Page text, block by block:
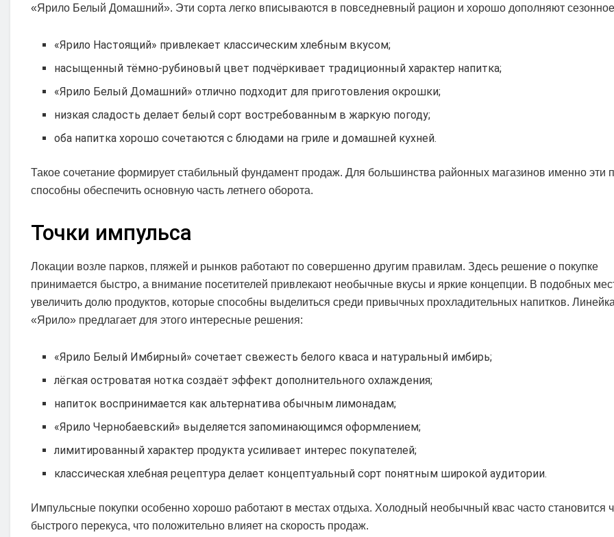
«Ярило Белый Домашний». Эти сорта легко вписываются в повседневный рацион и хорошо дополняют
«Ярило Настоящий» привлекает классическим хлебным вкусом;
насыщенный тёмно-рубиновый цвет подчёркивает традиционный характер напитка;
«Ярило Белый Домашний» отлично подходит для приготовления окрошки;
низкая сладость делает белый сорт востребованным в жаркую погоду;
оба напитка хорошо сочетаются с блюдами на гриле и домашней кухней.
Такое сочетание формирует стабильный фундамент продаж. Для большинства районных магазинов именно эти
способны обеспечить основную часть летнего оборота.
Точки импульса
Локации возле парков, пляжей и рынков работают по совершенно другим правилам. Здесь решение о покупке
принимается быстро, а внимание посетителей привлекают необычные вкусы и яркие концепции. В подобных
увеличить долю продуктов, которые способны выделиться среди привычных прохладительных напитков.
«Ярило» предлагает для этого интересные решения:
«Ярило Белый Имбирный» сочетает свежесть белого кваса и натуральный имбирь;
лёгкая островатая нотка создаёт эффект дополнительного охлаждения;
напиток воспринимается как альтернатива обычным лимонадам;
«Ярило Чернобаевский» выделяется запоминающимся оформлением;
лимитированный характер продукта усиливает интерес покупателей;
классическая хлебная рецептура делает концептуальный сорт понятным широкой аудитории.
Импульсные покупки особенно хорошо работают в местах отдыха. Холодный необычный квас часто становится
быстрого перекуса, что положительно влияет на скорость продаж.